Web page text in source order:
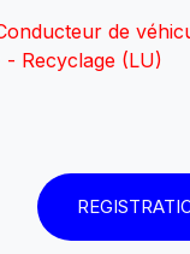
de
Recyclage (LU)